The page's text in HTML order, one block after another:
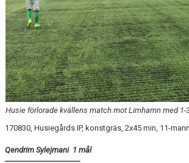
Husie förlorade kvällens match mot Limhamn med 1-3
170830, Husiegårds IP, konstgräs, 2x45 min, 11-
Qendrim Sylejmani 1 mål
-----------------------------------------